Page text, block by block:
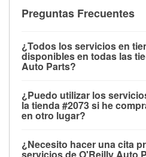
Preguntas Frecuentes
¿Todos los servicios en
disponibles en todas las
Auto Parts?
las pruebas de batería,
motor de arranque, revisión
con O'Reilly VeriScan® e
limpiaparabrisas o
todas las tiendas O'Reilly
¿Puedo utilizar los
la tienda #2073 si he
en otro lugar?
de O'Reilly Auto Parts que
¿Necesito hacer una cita